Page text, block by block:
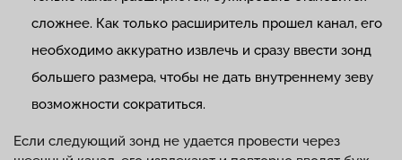
сложнее. Как только расширитель прошел канал, его
необходимо аккуратно извлечь и сразу ввести зонд
большего размера, чтобы не дать внутреннему зеву
возможности сократиться.
Если следующий зонд не удается провести через